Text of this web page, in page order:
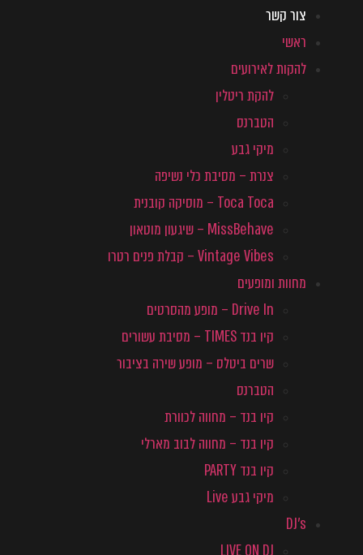
צור קשר
ראשי
להקות לאירועים
להקת ריטלין
הטברנס
מיקי גבע
צנרת – מסיבת כלי נשיפה
Toca Toca – מוסיקה קובנית
MissBehave – שיגעון מוטאון
Vintage Vibes – קבלת פנים רטרו
מחוות ומופעים
Drive In – מופע מהסרטים
קיו בנד TIMES – מסיבת עשורים
שרים ביטלס – מופע שירה בציבור
הטברנס
קיו בנד – מחווה לכוורת
קיו בנד – מחווה לבוב מארלי
קיו בנד PARTY
מיקי גבע Live
DJ's
LIVE ON DJ